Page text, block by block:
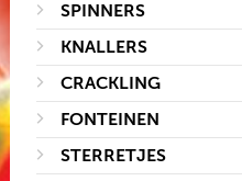
SPINNERS
KNALLERS
CRACKLING
FONTEINEN
STERRETJES